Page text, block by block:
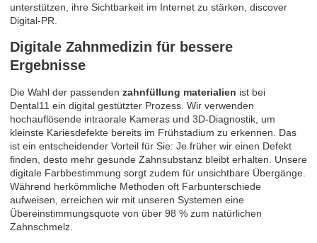
unterstützen, ihre Sichtbarkeit im Internet zu stärken, discover
Digital-PR
Digitale Zahnmedizin für bessere
Ergebnisse
Die Wahl der passenden zahnfüllung materialien ist bei
Dental11 ein digital gestützter Prozess. Wir verwenden
hochauflösende intraorale Kameras und 3D-Diagnostik, um
kleinste Kariesdefekte bereits im Frühstadium zu erkennen. Das
ist ein entscheidender Vorteil für Sie: Je früher wir einen Defekt
finden, desto mehr gesunde Zahnsubstanz bleibt erhalten. Unsere
digitale Farbbestimmung sorgt zudem für unsichtbare Übergänge.
Während herkömmliche Methoden oft Farbunterschiede
aufweisen, erreichen wir mit unseren Systemen eine
Übereinstimmungsquote von über 98 % zum natürlichen
Zahnschmelz.